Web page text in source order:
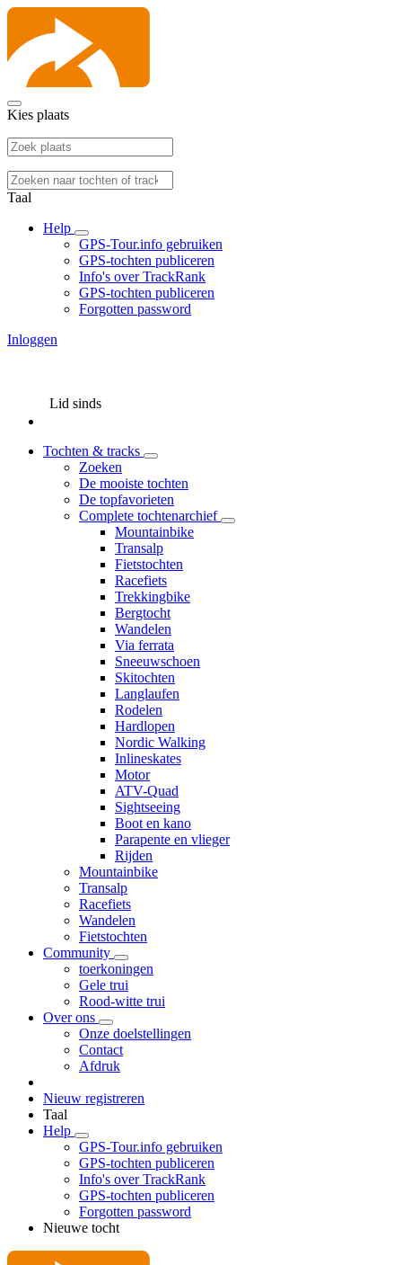
Kies plaats
Taal
Help
GPS-Tour.info gebruiken
GPS-tochten publiceren
Info's over TrackRank
GPS-tochten publiceren
Forgotten password
Inloggen
Lid sinds
Tochten & tracks
Zoeken
De mooiste tochten
De topfavorieten
Complete tochtenarchief
Mountainbike
Transalp
Fietstochten
Racefiets
Trekkingbike
Bergtocht
Wandelen
Via ferrata
Sneeuwschoen
Skitochten
Langlaufen
Rodelen
Hardlopen
Nordic Walking
Inlineskates
Motor
ATV-Quad
Sightseeing
Boot en kano
Parapente en vlieger
Rijden
Mountainbike
Transalp
Racefiets
Wandelen
Fietstochten
Community
toerkoningen
Gele trui
Rood-witte trui
Over ons
Onze doelstellingen
Contact
Afdruk
Nieuw registreren
Taal
Help
GPS-Tour.info gebruiken
GPS-tochten publiceren
Info's over TrackRank
GPS-tochten publiceren
Forgotten password
Nieuwe tocht